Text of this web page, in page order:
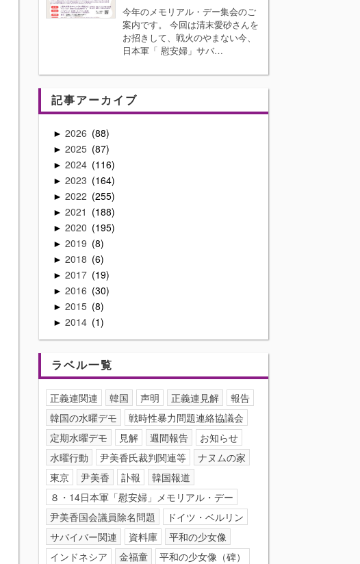
今年のメモリアル・デー集会のご
案内です。 今回は清末愛砂さんを
お招きして、戦火のやまない今、
日本軍「 慰安婦」サバ…
記事アーカイブ
► 2026 88
► 2025 87
► 2024 116
► 2023 164
► 2022 255
► 2021 188
► 2020 195
► 2019 8
► 2018 6
► 2017 19
► 2016 30
► 2015 8
► 2014 1
ラベル一覧
正義連関連 韓国 声明 正義連見解
報告
韓国の水曜デモ
戦時性暴力問題連絡協議会
定期水曜デモ
見解 週間報告
お知らせ
水曜行動
尹美香氏裁判関連等
ナヌムの家
東京
尹美香 訃報
韓国報道
８・14日本軍「慰安婦」メモリアル・デー
尹美香国会議員除名問題
ドイツ・ベルリン
サバイバー関連
資料庫
平和の少女像
インドネシア
金福童
平和の少女像（碑）